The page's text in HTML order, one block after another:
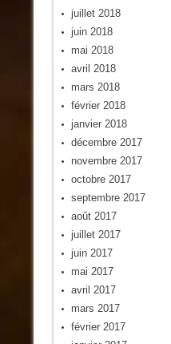
juillet 2018
juin 2018
mai 2018
avril 2018
mars 2018
février 2018
janvier 2018
décembre 2017
novembre 2017
octobre 2017
septembre 2017
août 2017
juillet 2017
juin 2017
mai 2017
avril 2017
mars 2017
février 2017